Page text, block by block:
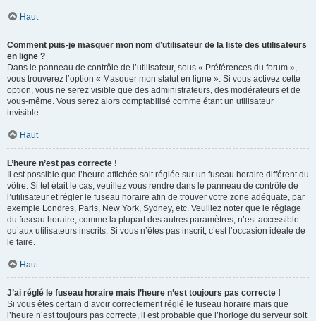
Haut
Comment puis-je masquer mon nom d’utilisateur de la liste des utilisateurs
en ligne ?
Dans le panneau de contrôle de l’utilisateur, sous « Préférences du forum »,
vous trouverez l’option « Masquer mon statut en ligne ». Si vous activez cette
option, vous ne serez visible que des administrateurs, des modérateurs et de
vous-même. Vous serez alors comptabilisé comme étant un utilisateur
invisible.
Haut
L’heure n’est pas correcte !
Il est possible que l’heure affichée soit réglée sur un fuseau horaire différent du
vôtre. Si tel était le cas, veuillez vous rendre dans le panneau de contrôle de
l’utilisateur et régler le fuseau horaire afin de trouver votre zone adéquate, par
exemple Londres, Paris, New York, Sydney, etc. Veuillez noter que le réglage
du fuseau horaire, comme la plupart des autres paramètres, n’est accessible
qu’aux utilisateurs inscrits. Si vous n’êtes pas inscrit, c’est l’occasion idéale de
le faire.
Haut
J’ai réglé le fuseau horaire mais l’heure n’est toujours pas correcte !
Si vous êtes certain d’avoir correctement réglé le fuseau horaire mais que
l’heure n’est toujours pas correcte, il est probable que l’horloge du serveur soit